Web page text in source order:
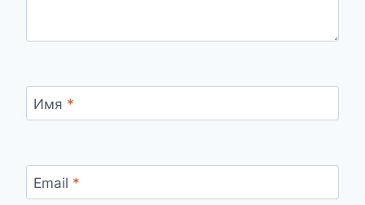
Имя *
Email *